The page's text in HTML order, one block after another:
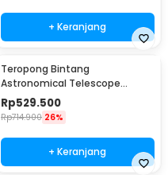
+ Keranjang
Teropong Bintang
Astronomical Telescope
700/60mm - F70060
Rp529.500
Rp714.900 26%
+ Keranjang